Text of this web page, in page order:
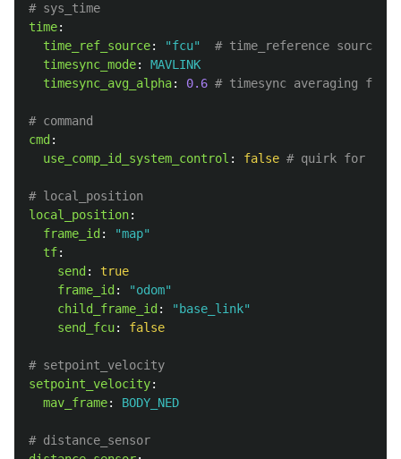
# sys_time
time:
time_ref_source: "fcu"
# time_reference source
timesync_mode:
MAVLINK
timesync_avg_alpha: 0.6 # timesync averaging
# command
cmd :
use_comp_id_system_control : false # quirk for some
# local_position
local_position:
frame_id : "map"
tf:
send :
true
frame_id : "odom"
child_frame_id : " base_link"
send_fcu: false
# setpoint_velocity
setpoint_velocity:
mav_frame: BODY_NED
# distance_sensor